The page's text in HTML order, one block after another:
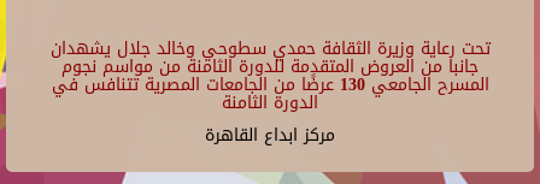
تحت رعاية وزيرة الثقافة حمدي سطوحي وخالد جلال يشهدان
جانبا من العروض المتقدمة للدورة الثامنة من مواسم نجوم
المسرح الجامعي 130 عرضًا من الجامعات المصرية تتنافس في
الدورة الثامنة
مركز ابداع القاهرة